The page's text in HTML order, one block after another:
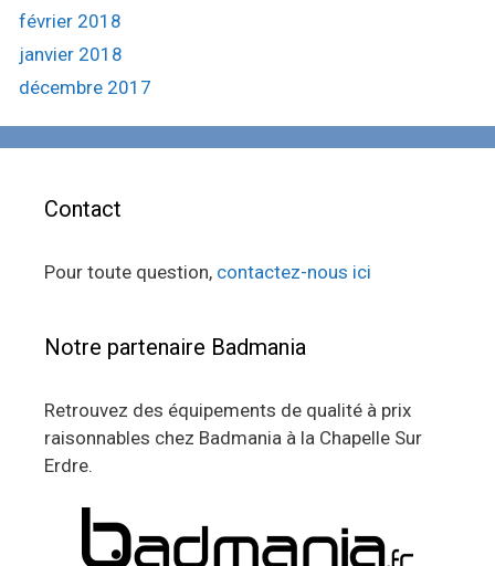
février 2018
janvier 2018
décembre 2017
Contact
Pour toute question, contactez-nous ici
Notre partenaire Badmania
Retrouvez des équipements de qualité à prix
raisonnables chez Badmania à la Chapelle Sur
Erdre.